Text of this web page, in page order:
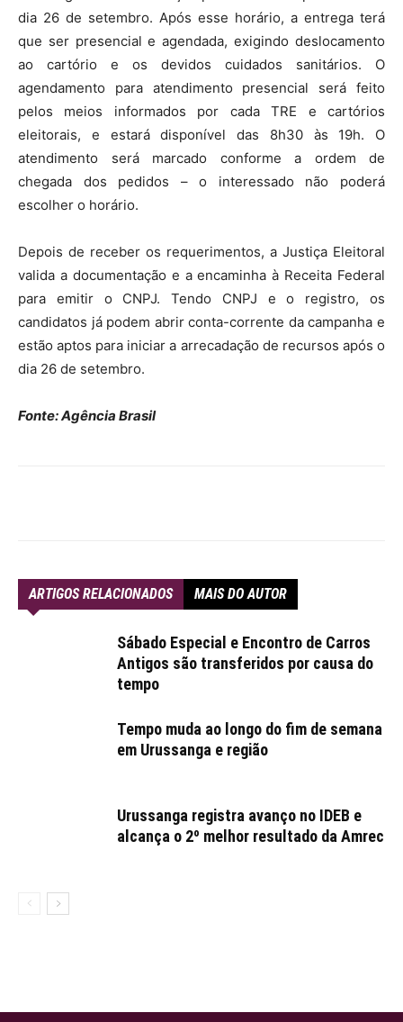
dia 26 de setembro. Após esse horário, a entrega terá
que ser presencial e agendada, exigindo deslocamento
ao cartório e os devidos cuidados sanitários. O
agendamento para atendimento presencial será feito
pelos meios informados por cada TRE e cartórios
eleitorais, e estará disponível das 8h30 às 19h. O
atendimento será marcado conforme a ordem de
chegada dos pedidos – o interessado não poderá
escolher o horário.
Depois de receber os requerimentos, a Justiça Eleitoral
valida a documentação e a encaminha à Receita Federal
para emitir o CNPJ. Tendo CNPJ e o registro, os
candidatos já podem abrir conta-corrente da campanha e
estão aptos para iniciar a arrecadação de recursos após o
dia 26 de setembro.
Fonte: Agência Brasil
ARTIGOS RELACIONADOS MAIS DO AUTOR
Sábado Especial e Encontro de Carros
Antigos são transferidos por causa do
tempo
Tempo muda ao longo do fim de semana
em Urussanga e região
Urussanga registra avanço no IDEB e
alcança o 2º melhor resultado da Amrec